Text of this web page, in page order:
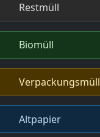
Restmüll
Biomüll
Verpackungsmüll
Altpapier